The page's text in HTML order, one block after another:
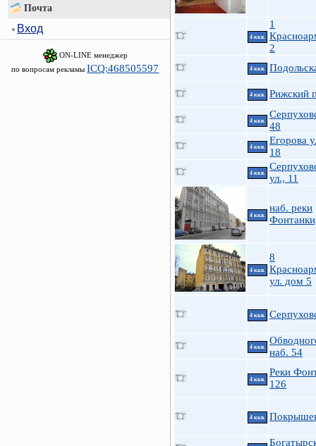
Почта
Вход
ON-LINE менеджер
по вопросам рекламы ICQ:468505597
4 ккв.
1
2
4 ккв.
4 ккв. Рижский
4 ккв.
48
4 ккв.
Егорова
18
4 ккв.
ул., 11
4 ккв.
наб. реки
4 ккв.
8
ул. дом 5
4 ккв.
4 ккв.
наб. 54
4 ккв.
Реки
126
4 ккв.